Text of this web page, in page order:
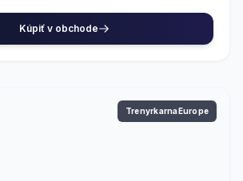
Kúpiť v obchode
TrenyrkarnaEurope